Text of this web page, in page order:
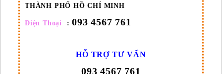
THÀNH PHỐ HỒ CHÍ MINH
Điện Thoại :093 4567 761
HỖ TRỢ TƯ VẤN
093 4567 761